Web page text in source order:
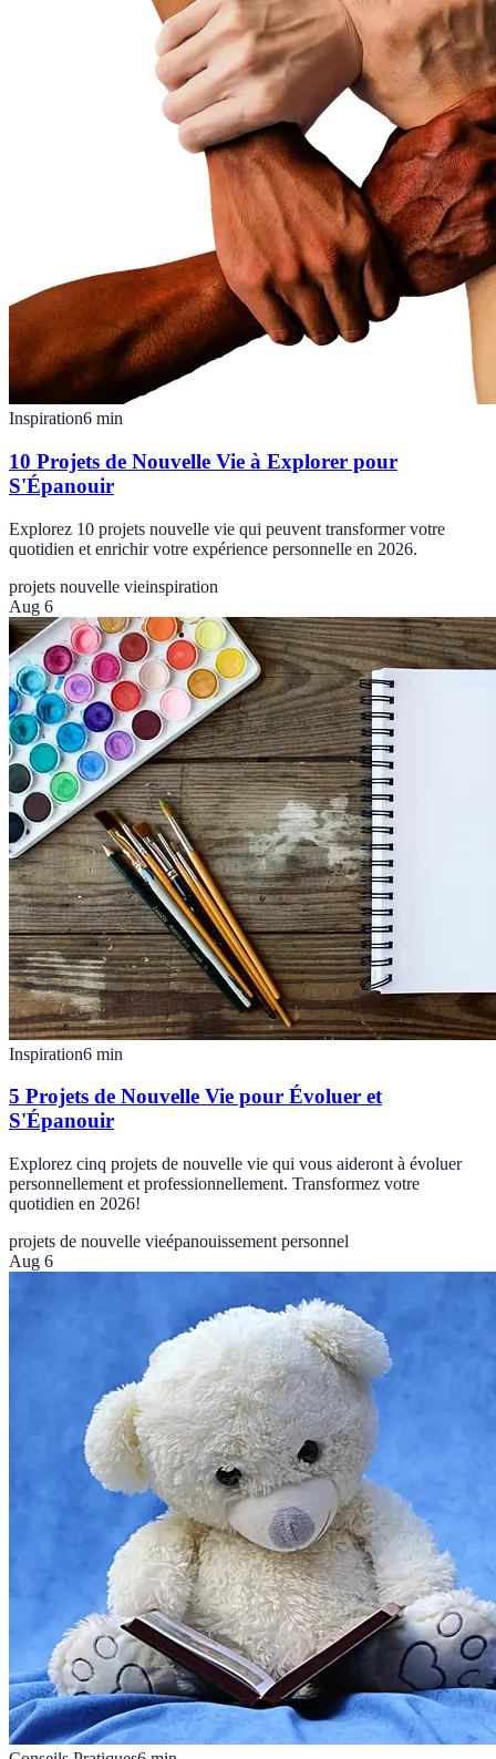
Inspiration6 min
10 Projets de Nouvelle Vie à Explorer pour
S'Épanouir
Explorez 10 projets nouvelle vie qui peuvent transformer votre
quotidien et enrichir votre expérience personnelle en 2026.
projets nouvelle vieinspiration
Aug 6
Inspiration6 min
5 Projets de Nouvelle Vie pour Évoluer et
S'Épanouir
Explorez cinq projets de nouvelle vie qui vous aideront à évoluer
personnellement et professionnellement. Transformez votre
quotidien en 2026!
projets de nouvelle vieépanouissement personnel
Aug 6